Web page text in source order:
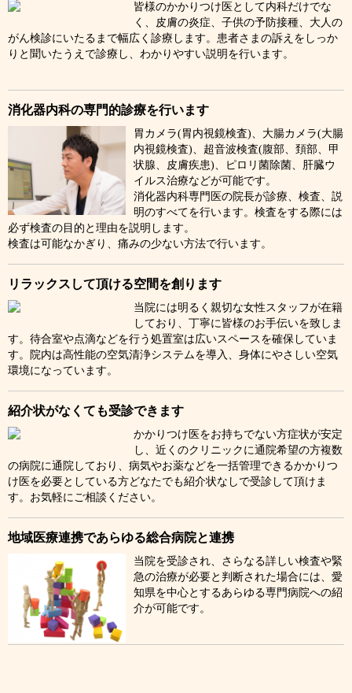
皆様のかかりつけ医として内科だけでな
く、皮膚の炎症、子供の予防接種、大人の
がん検診にいたるまで幅広く診療します。患者さまの訴えをしっか
りと聞いたうえで診療し、わかりやすい説明を行います。
消化器内科の専門的診療を行います
胃カメラ(胃内視鏡検査)、大腸カメラ(大腸
内視鏡検査)、超音波検査(腹部、頚部、甲
状腺、皮膚疾患)、ピロリ菌除菌、肝臓ウ
イルス治療などが可能です。
消化器内科専門医の院長が診療、検査、説
明のすべてを行います。検査をする際には
必ず検査の目的と理由を説明します。
検査は可能なかぎり、痛みの少ない方法で行います。
リラックスして頂ける空間を創ります
当院には明るく親切な女性スタッフが在籍
しており、丁寧に皆様のお手伝いを致しま
す。待合室や点滴などを行う処置室は広いスペースを確保していま
す。院内は高性能の空気清浄システムを導入、身体にやさしい空気
環境になっています。
紹介状がなくても受診できます
かかりつけ医をお持ちでない方症状が安定
し、近くのクリニックに通院希望の方複数
の病院に通院しており、病気やお薬などを一括管理できるかかりつ
け医を必要としている方どなたでも紹介状なしで受診して頂けま
す。お気軽にご相談ください。
地域医療連携であらゆる総合病院と連携
当院を受診され、さらなる詳しい検査や緊
急の治療が必要と判断された場合には、愛
知県を中心とするあらゆる専門病院への紹
介が可能です。